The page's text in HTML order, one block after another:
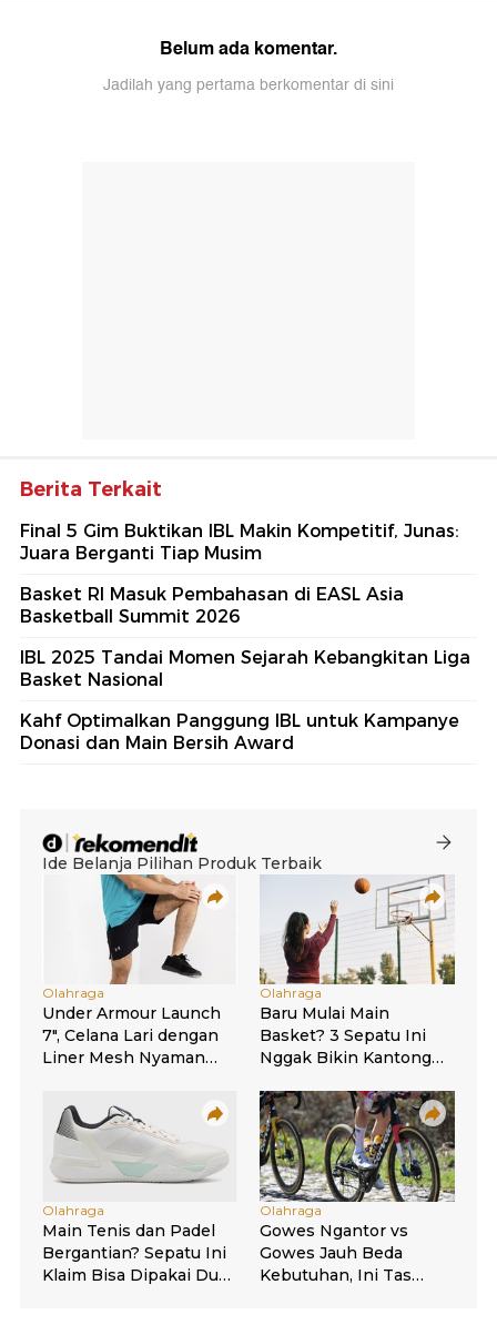
Belum ada komentar.
Jadilah yang pertama berkomentar di sini
Berita Terkait
Final 5 Gim Buktikan IBL Makin Kompetitif, Junas:
Juara Berganti Tiap Musim
Basket RI Masuk Pembahasan di EASL Asia
Basketball Summit 2026
IBL 2025 Tandai Momen Sejarah Kebangkitan Liga
Basket Nasional
Kahf Optimalkan Panggung IBL untuk Kampanye
Donasi dan Main Bersih Award